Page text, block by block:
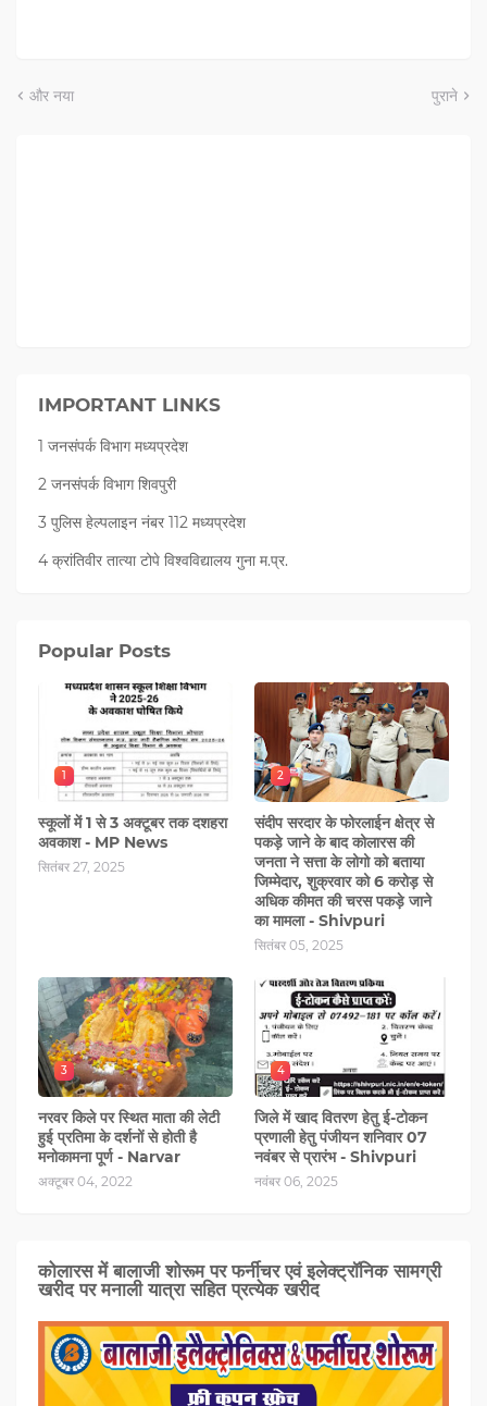
और नया पुराने
IMPORTANT LINKS
1 जनसंपर्क विभाग मध्यप्रदेश
2 जनसंपर्क विभाग शिवपुरी
3 पुलिस हेल्पलाइन नंबर 112 मध्‍यप्रदेश
4 क्रांतिवीर तात्या टोपे विश्वविद्यालय गुना म.प्र.
Popular Posts
1
स्कूलों में 1 से 3 अक्टूबर तक दशहरा
अवकाश - MP News
सितंबर 27, 2025
2
संदीप सरदार के फोरलाईन क्षेत्र से
पकड़े जाने के बाद कोलारस की
जनता ने सत्ता के लोगो को बताया
जिम्मेदार, शुक्रवार को 6 करोड़ से
अधिक कीमत की चरस पकड़े जाने
का मामला - Shivpuri
सितंबर 05, 2025
3
नरवर किले पर स्थित माता की लेटी
हुई प्रतिमा के दर्शनों से होती है
मनोकामना पूर्ण - Narvar
अक्टूबर 04, 2022
4
जिले में खाद वितरण हेतु ई-टोकन
प्रणाली हेतु पंजीयन शनिवार 07
नवंबर से प्रारंभ - Shivpuri
नवंबर 06, 2025
कोलारस में बालाजी शोरूम पर फर्नीचर एवं इलेक्ट्रॉनिक सामग्री
खरीद पर मनाली यात्रा सहित प्रत्‍येक खरीद